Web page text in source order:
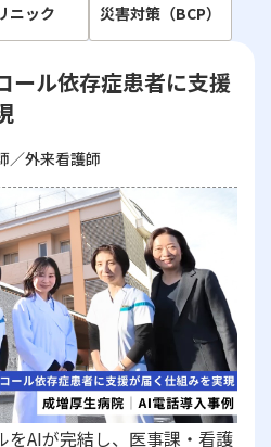
ニック 災害対策（BCP）
ール依存症患者に支援
／外来看護師
をAIが完結し、医事課・看護